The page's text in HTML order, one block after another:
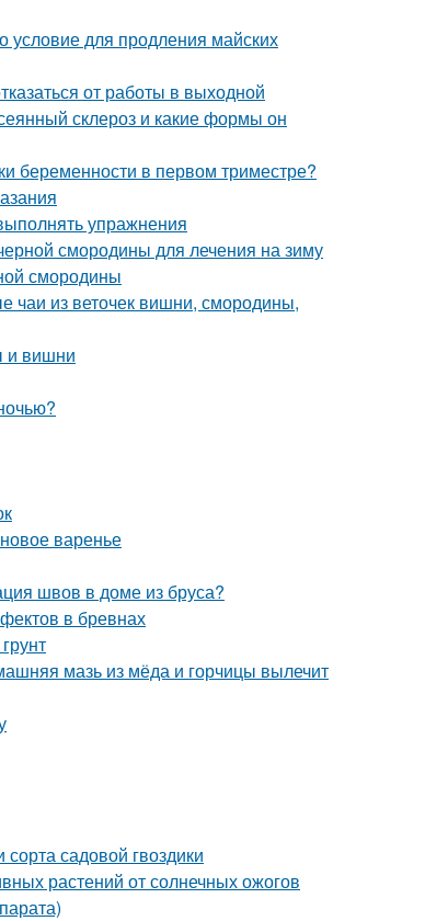
условие для продления майских
от работы в выходной
склероз и какие формы он
беременности в первом триместре?
упражнения
смородины для лечения на зиму
смородины
чаи из веточек вишни, смородины,
и вишни
варенье
швов в доме из бруса?
в бревнах
мазь из мёда и горчицы вылечит
садовой гвоздики
растений от солнечных ожогов